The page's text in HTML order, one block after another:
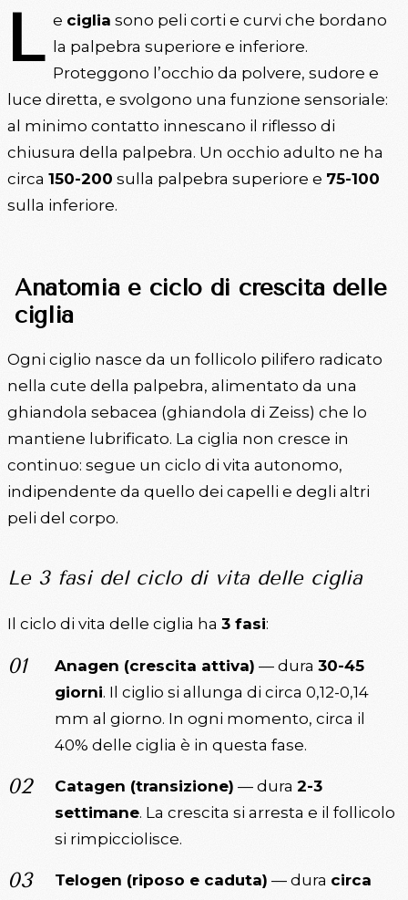
L e ciglia sono peli corti e curvi che bordano
la palpebra superiore e inferiore.
Proteggono l’occhio da polvere, sudore e
luce diretta, e svolgono una funzione sensoriale:
al minimo contatto innescano il riflesso di
chiusura della palpebra. Un occhio adulto ne ha
circa 150-200 sulla palpebra superiore e 75-100
sulla inferiore.
Anatomia e ciclo di crescita delle
ciglia
Ogni ciglio nasce da un follicolo pilifero radicato
nella cute della palpebra, alimentato da una
ghiandola sebacea (ghiandola di Zeiss) che lo
mantiene lubrificato. La ciglia non cresce in
continuo: segue un ciclo di vita autonomo,
indipendente da quello dei capelli e degli altri
peli del corpo.
Le 3 fasi del ciclo di vita delle ciglia
Il ciclo di vita delle ciglia ha 3 fasi:
Anagen (crescita attiva) — dura 30-45
giorni. Il ciglio si allunga di circa 0,12-0,14
mm al giorno. In ogni momento, circa il
40% delle ciglia è in questa fase.
Catagen (transizione) — dura 2-3
settimane. La crescita si arresta e il follicolo
si rimpicciolisce.
Telogen (riposo e caduta) — dura circa